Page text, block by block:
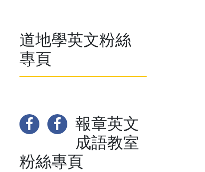
道地學英文粉絲
專頁
報章英文
成語教室
粉絲專頁